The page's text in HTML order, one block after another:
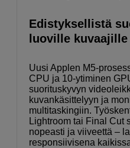
Edistyksellistä
luoville kuvaajille
Uusi Applen M5-
CPU ja 10-ytiminen
suorituskyvyn
kuvankäsittelyyn ja
multitaskingiin.
Lightroom tai Final Cut
nopeasti ja viiveettä –
responsiivisena